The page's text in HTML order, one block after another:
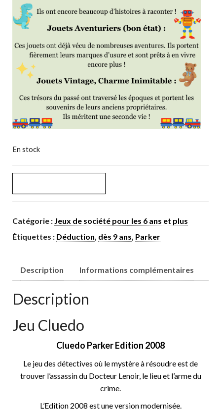
En stock
Catégorie : Jeux de société pour les 6 ans et plus
Étiquettes : Déduction dès 9 ans Parker
Description Informations complémentaires
Description
Jeu Cluedo
Cluedo Parker Edition 2008
Le jeu des détectives où le mystère à résoudre est de
trouver l’assassin du Docteur Lenoir, le lieu et l’arme du
crime.
L’Edition 2008 est une version modernisée.